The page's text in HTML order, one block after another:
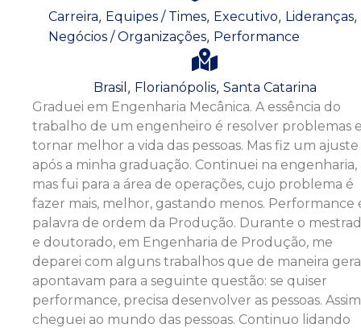
Graduei em Engenharia Mecânica. A essência do
trabalho de um engenheiro é resolver problemas
tornar melhor a vida das pessoas. Mas fiz um ajuste
após a minha graduação. Continuei na engenharia,
mas fui para a área de operações, cujo problema é
fazer mais, melhor, gastando menos. Performance
palavra de ordem da Produção. Durante o
e doutorado, em Engenharia de Produção, me
deparei com alguns trabalhos que de maneira
apontavam para a seguinte questão: se quiser
performance, precisa desenvolver as pessoas. Assim
cheguei ao mundo das pessoas. Continuo lidando
Carreira, Equipes / Times, Executivo, Lideranças,
Negócios / Organizações, Performance
Brasil , Florianópolis, Santa Catarina